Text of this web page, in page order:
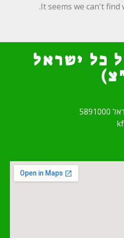
It seems we can't
כל ישראל